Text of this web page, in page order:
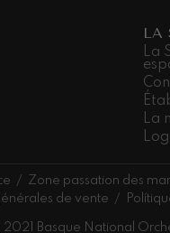
LA
La
La
Zone passation des
de vente
Basque National